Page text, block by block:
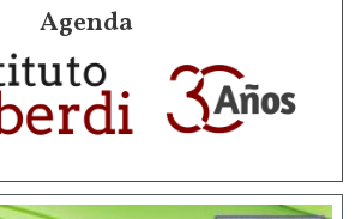
Agenda